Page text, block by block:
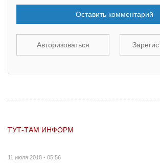
Оставить комментарий
Авторизоваться
ТУТ-ТАМ ИНФОРМ
11 июля 2018 - 05:56